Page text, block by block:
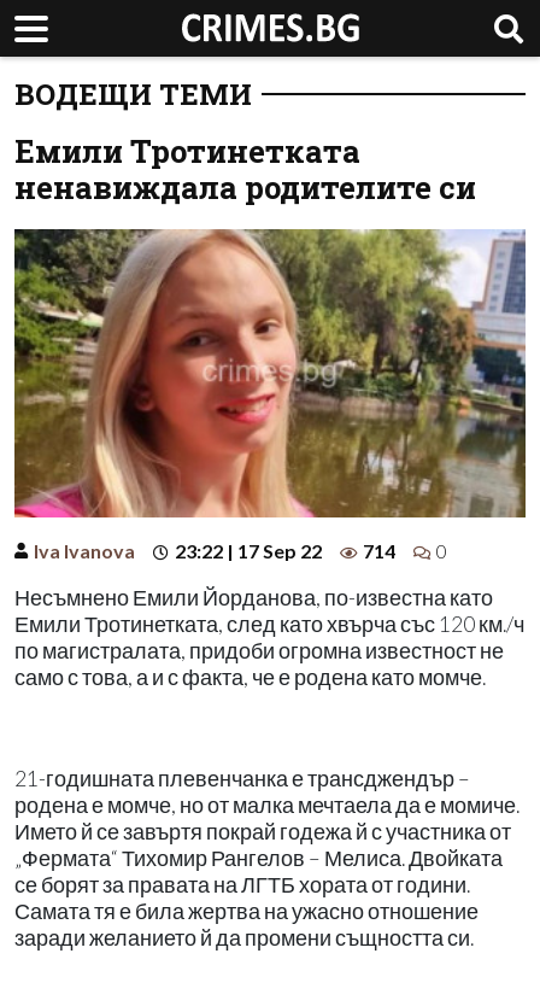
ВОДЕЩИ ТЕМИ
Емили Тротинетката
ненавиждала родителите си
Iva Ivanova 23:22 | 17 Sep 22 714 0
Несъмнено Емили Йорданова, по-известна като
Емили Тротинетката, след като хвърча със 120 км./ч
по магистралата, придоби огромна известност не
само с това, а и с факта, че е родена като момче.
21-годишната плевенчанка е трансджендър –
родена е момче, но от малка мечтаела да е момиче.
Името й се завъртя покрай годежа й с участника от
„Фермата“ Тихомир Рангелов – Мелиса. Двойката
се борят за правата на ЛГТБ хората от години.
Самата тя е била жертва на ужасно отношение
заради желанието й да промени същността си.